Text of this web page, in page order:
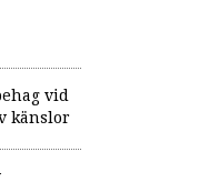
vid
känslor